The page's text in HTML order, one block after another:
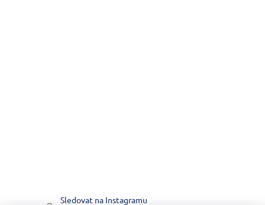
Sledovat na Instagramu